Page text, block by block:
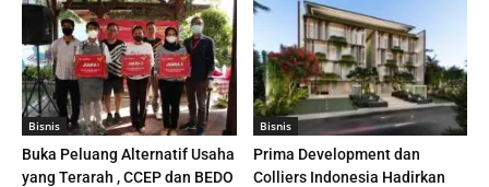
Bisnis
Buka Peluang Alternatif Usaha
yang Terarah , CCEP dan BEDO
Bisnis
Prima Development dan
Colliers Indonesia Hadirkan